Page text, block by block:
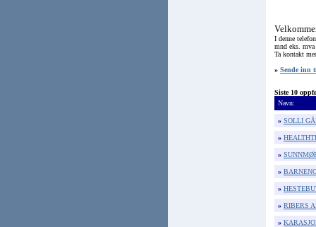
I denne
mnd eks.
Ta kontakt
» Sende inn
Siste 10
Navn:
» SOLLI
»
»
»
»
» RIBERS
»